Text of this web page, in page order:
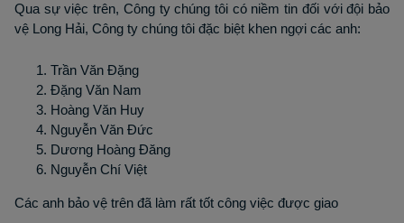
Qua sự việc trên, Công ty chúng tôi có niềm tin đối với đội bảo
vệ Long Hải, Công ty chúng tôi đặc biệt khen ngợi các anh:
Trần Văn Đặng
Đặng Văn Nam
Hoàng Văn Huy
Nguyễn Văn Đức
Dương Hoàng Đăng
Nguyễn Chí Việt
Các anh bảo vệ trên đã làm rất tốt công việc được giao